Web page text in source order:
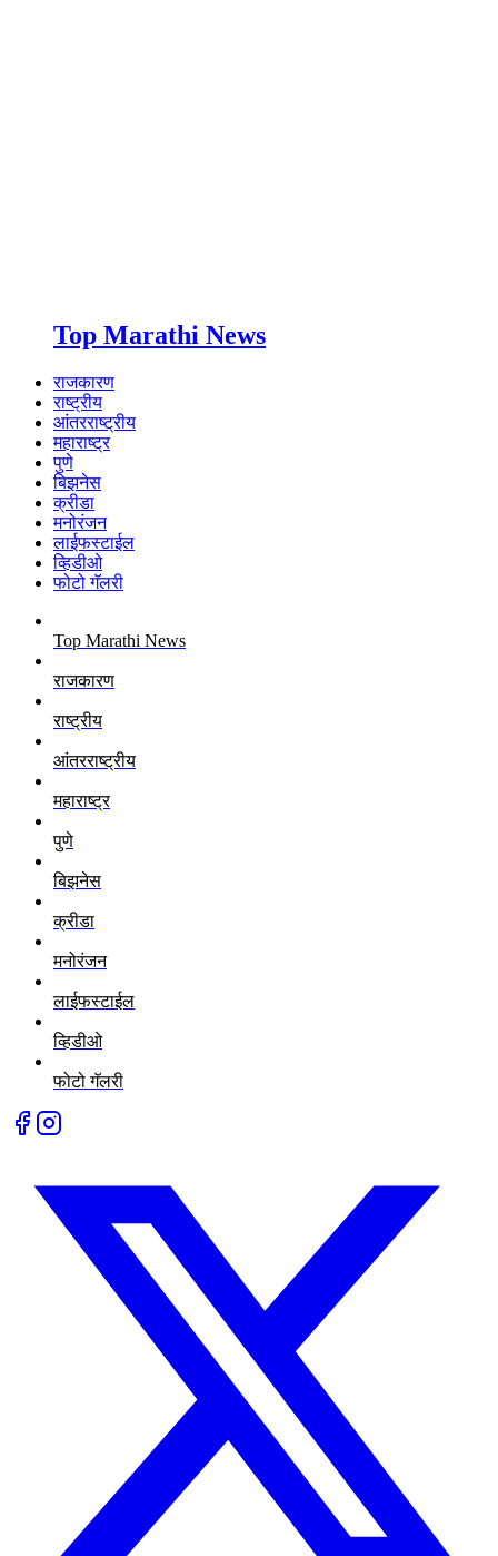
Top Marathi News
राजकारण
राष्ट्रीय
आंतरराष्ट्रीय
महाराष्ट्र
पुणे
बिझनेस
क्रीडा
मनोरंजन
लाईफस्टाईल
व्हिडीओ
फोटो गॅलरी
Top Marathi News
राजकारण
राष्ट्रीय
आंतरराष्ट्रीय
महाराष्ट्र
पुणे
बिझनेस
क्रीडा
मनोरंजन
लाईफस्टाईल
व्हिडीओ
फोटो गॅलरी